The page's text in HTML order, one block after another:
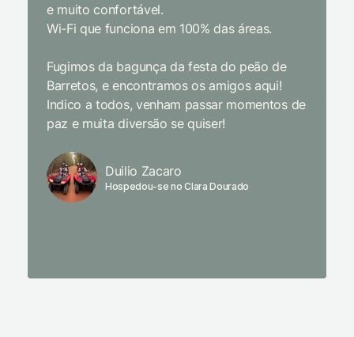
e muito confortável.
Wi-Fi que funciona em 100% das áreas.
Fugimos da bagunça da festa do peão de
Barretos, e encontramos os amigos aqui!
Indico a todos, venham passar momentos de
paz e muita diversão se quiser!
Duilio Zacaro
Hospedou-se no Clara Dourado